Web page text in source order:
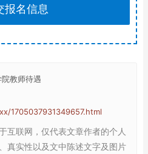
报名信息
教师待遇
1705037931349657.html
互联网，仅代表文章作者的个人
真实性以及文中陈述文字及图片